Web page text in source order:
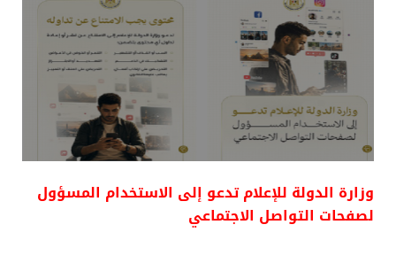
وزارة الدولة للإعلام تدعو إلى الاستخدام المسؤول
لصفحات التواصل الاجتماعي